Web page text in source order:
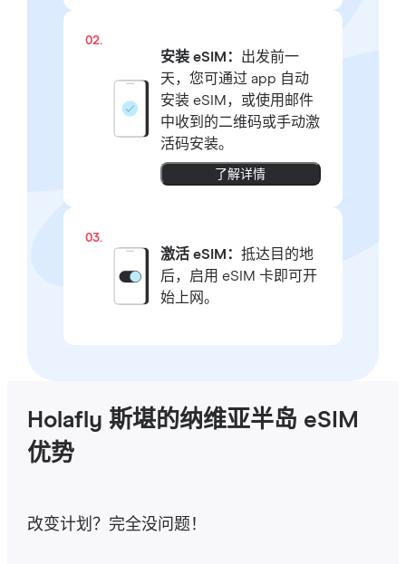
02.
安装 eSIM： 出发前一
天，您可通过 app 自动
安装 eSIM，或使用邮件
中收到的二维码或手动激
活码安装。
了解详情
03.
激活 eSIM： 抵达目的地
后，启用 eSIM 卡即可开
始上网。
Holafly 斯堪的纳维亚半岛 eSIM
优势
改变计划？完全没问题！